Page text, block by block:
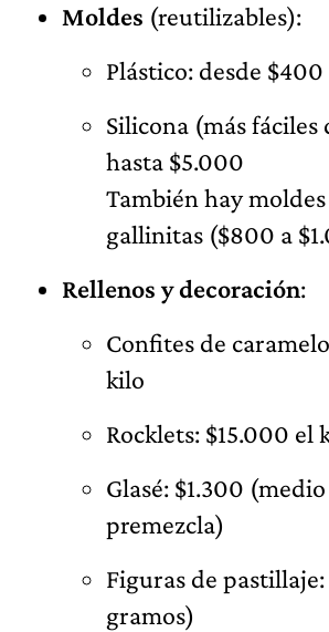
Moldes (reutilizables):
Plástico: desde $400
Silicona (más fáciles
hasta $5.000
También hay
gallinitas ($800 a
Rellenos y decoración:
Confites de
kilo
Rocklets: $15.000 el
Glasé: $1.300
premezcla)
Figuras de
gramos)